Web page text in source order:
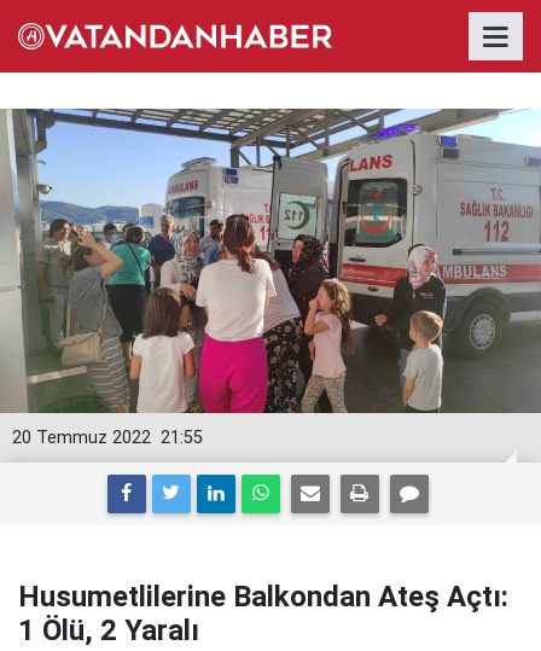
21:55
20 Temmuz 2022
Husumetlilerine Balkondan Ateş Açtı:
1 Ölü, 2 Yaralı